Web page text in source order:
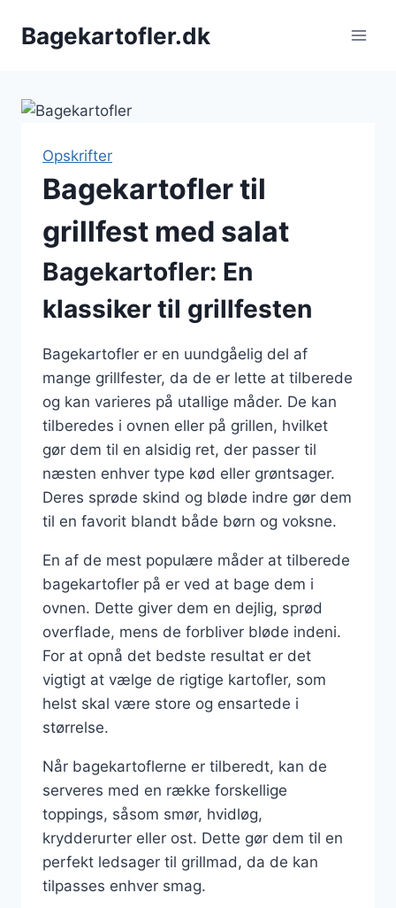
Bagekartofler.dk
Opskrifter
Bagekartofler til
grillfest med salat
Bagekartofler: En
klassiker til grillfesten
Bagekartofler er en uundgåelig del af
mange grillfester, da de er lette at tilberede
og kan varieres på utallige måder. De kan
tilberedes i ovnen eller på grillen, hvilket
gør dem til en alsidig ret, der passer til
næsten enhver type kød eller grøntsager.
Deres sprøde skind og bløde indre gør dem
til en favorit blandt både børn og voksne.
En af de mest populære måder at tilberede
bagekartofler på er ved at bage dem i
ovnen. Dette giver dem en dejlig, sprød
overflade, mens de forbliver bløde indeni.
For at opnå det bedste resultat er det
vigtigt at vælge de rigtige kartofler, som
helst skal være store og ensartede i
størrelse.
Når bagekartoflerne er tilberedt, kan de
serveres med en række forskellige
toppings, såsom smør, hvidløg,
krydderurter eller ost. Dette gør dem til en
perfekt ledsager til grillmad, da de kan
tilpasses enhver smag.